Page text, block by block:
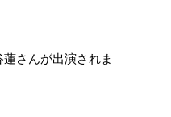
さんが出演されま